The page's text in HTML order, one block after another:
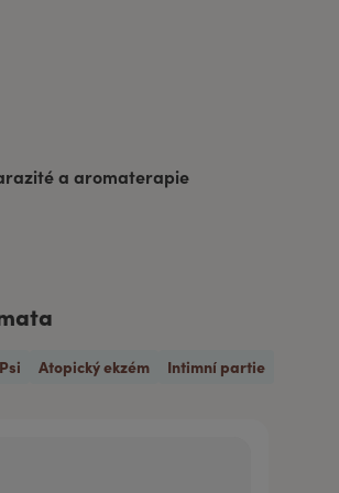
a aromaterapie
Psi Atopický ekzém Intimní partie